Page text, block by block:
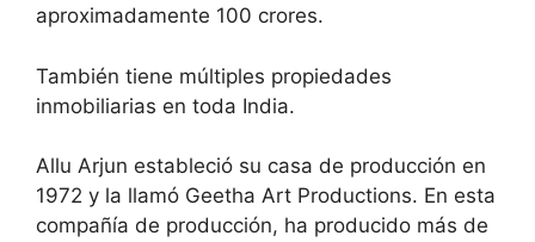
aproximadamente 100 crores.
También tiene múltiples propiedades
inmobiliarias en toda India.
Allu Arjun estableció su casa de producción en
1972 y la llamó Geetha Art Productions. En esta
compañía de producción, ha producido más de